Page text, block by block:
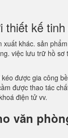
thiết kế tinh
khác. sản
việc lưu trữ hồ
được gia công
được thao tác
điện tử vv.
văn